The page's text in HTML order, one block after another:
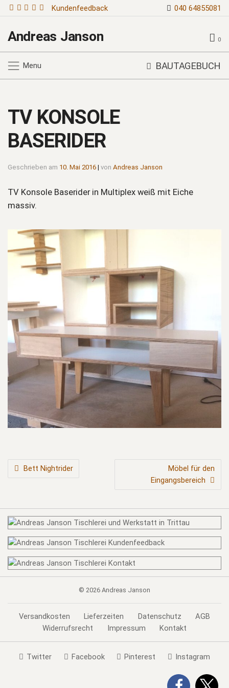
Kundenfeedback 040 64855081
Andreas Janson 0
Menu BAUTAGEBUCH
TV KONSOLE
BASERIDER
Geschrieben am 10. Mai 2016 | von Andreas Janson
TV Konsole Baserider in Multiplex weiß mit Eiche
massiv.
BEITRAGSNAVIGATIONBett Nightrider
Möbel für den
Eingangsbereich
© 2026 Andreas Janson
Versandkosten Lieferzeiten Datenschutz
AGB
Widerrufsrecht
Impressum Kontakt
Twitter Facebook Pinterest Instagram